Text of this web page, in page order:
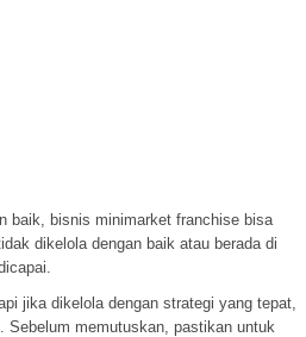
baik, bisnis minimarket franchise bisa
dikelola dengan baik atau berada di
jika dikelola dengan strategi yang tepat,
Sebelum memutuskan, pastikan untuk